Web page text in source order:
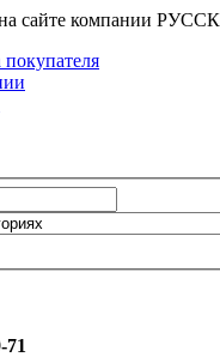
на сайте компании
покупателя
71